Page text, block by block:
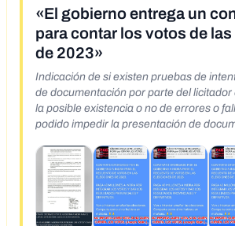
«El gobierno entrega un
para contar los votos de
de 2023»
Indicación de si existen pruebas de
de documentación por parte del licitador
la posible existencia o no de errores o
podido impedir la presentación de
de la Plataforma de Contratación del
21 de octubre de 2022 ha sido
la mesa. La mesa de contratación da
ofrecida por el servicio de asistencia de
Contratación del Sector Público: El